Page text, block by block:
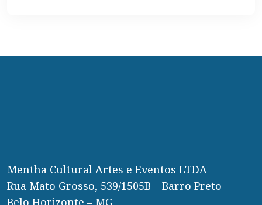
Mentha Cultural Artes e Eventos LTDA
Rua Mato Grosso, 539/1505B – Barro Preto